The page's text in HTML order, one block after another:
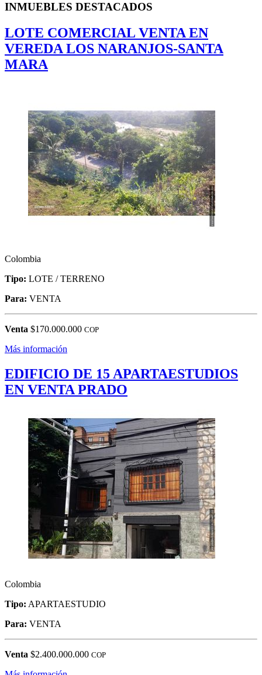
INMUEBLES DESTACADOS
LOTE COMERCIAL VENTA EN
VEREDA LOS NARANJOS-SANTA
MARA
Colombia
Tipo: LOTE / TERRENO
Para: VENTA
Venta $170.000.000 COP
Más información
EDIFICIO DE 15 APARTAESTUDIOS
EN VENTA PRADO
Colombia
Tipo: APARTAESTUDIO
Para: VENTA
Venta $2.400.000.000 COP